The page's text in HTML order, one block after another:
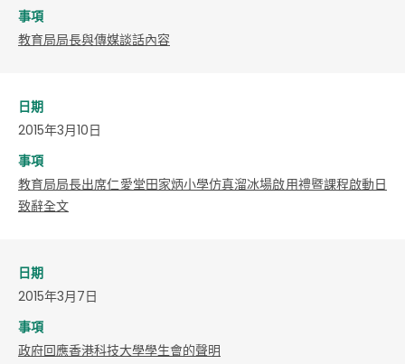
事項
教育局局長與傳媒談話內容
日期
2015年3月10日
事項
教育局局長出席仁愛堂田家炳小學仿真溜冰場啟用禮暨課程啟動日
致辭全文
日期
2015年3月7日
事項
政府回應香港科技大學學生會的聲明